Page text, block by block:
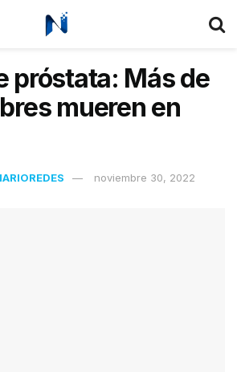
próstata: Más de
mueren en
noviembre 30, 2022